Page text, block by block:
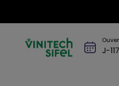
J-117